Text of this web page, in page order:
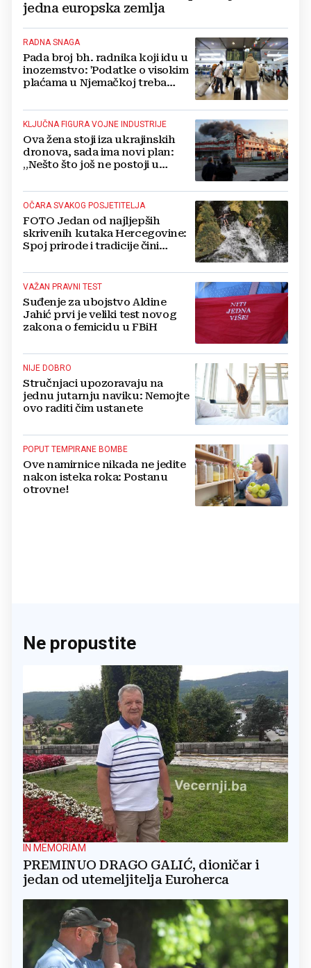
jedna europska zemlja
RADNA SNAGA
Pada broj bh. radnika koji idu u
inozemstvo: 'Podatke o visokim
plaćama u Njemačkoj treba
KLJUČNA FIGURA VOJNE INDUSTRIJE
Ova žena stoji iza ukrajinskih
dronova, sada ima novi plan:
„Nešto što još ne postoji u
OČARA SVAKOG POSJETITELJA
FOTO Jedan od najljepših
skrivenih kutaka Hercegovine:
Spoj prirode i tradicije čini
destinacijom
VAŽAN PRAVNI TEST
Suđenje za ubojstvo Aldine
Jahić prvi je veliki test novog
zakona o femicidu u FBiH
NIJE DOBRO
Stručnjaci upozoravaju na
jednu jutarnju naviku: Nemojte
ovo raditi čim ustanete
POPUT TEMPIRANE BOMBE
Ove namirnice nikada ne jedite
nakon isteka roka: Postanu
otrovne!
Ne propustite
IN MEMORIAM
PREMINUO DRAGO GALIĆ, dioničar i
jedan od utemeljitelja Euroherca